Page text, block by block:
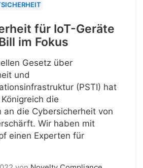
für IoT-Geräte
im Fokus
Gesetz über
und
(PSTI) hat
die
an die Cybersicherheit von
Wir haben mit
einen Experten für